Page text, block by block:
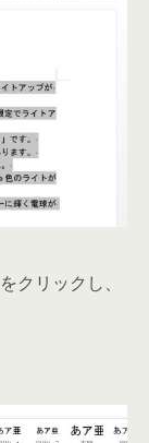
クリックし、